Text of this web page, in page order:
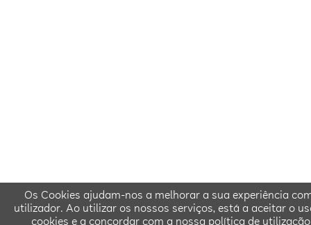
Os Cookies ajudam-nos a melhorar a sua experiência
utilizador. Ao utilizar os nossos serviços, está a aceitar o